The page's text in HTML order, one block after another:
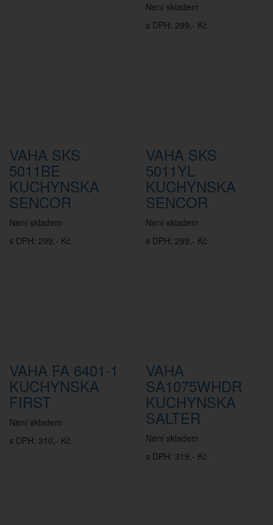
Není skladem
s DPH: 299,- Kč
VAHA SKS
5011BE
KUCHYNSKA
SENCOR
Není skladem
s DPH: 299,- Kč
VAHA SKS
5011YL
KUCHYNSKA
SENCOR
Není skladem
s DPH: 299,- Kč
VAHA FA 6401-1
KUCHYNSKA
FIRST
Není skladem
s DPH: 310,- Kč
VAHA
SA1075WHDR
KUCHYNSKA
SALTER
Není skladem
s DPH: 319,- Kč